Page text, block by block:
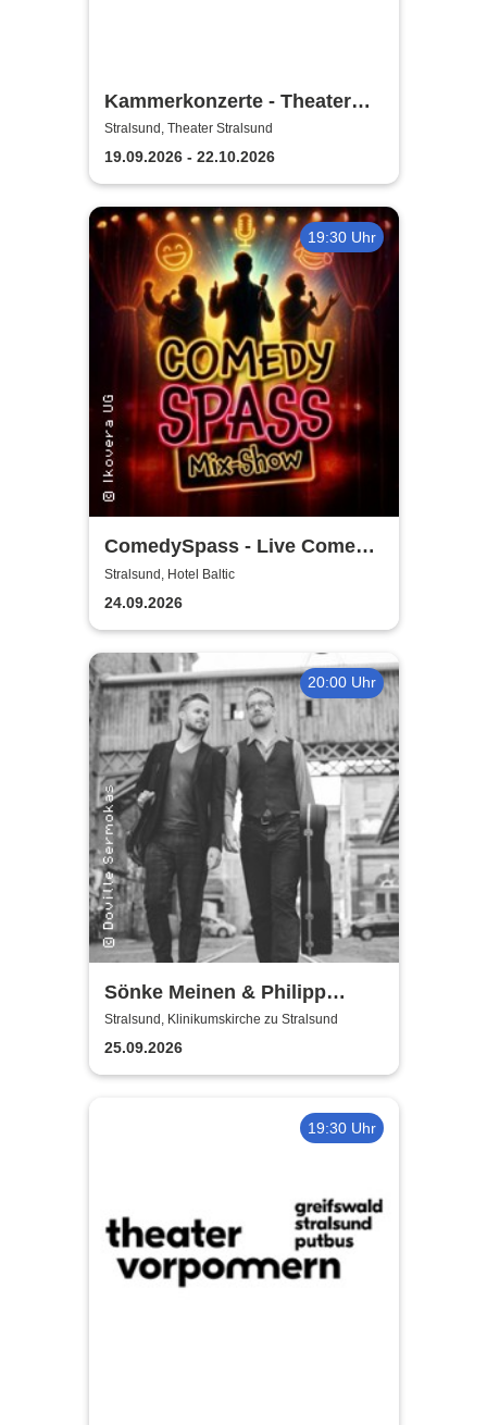
Kammerkonzerte - Theater
Vorpommern
Stralsund, Theater Stralsund
19.09.2026 - 22.10.2026
19:30 Uhr
ComedySpass - Live Comedy
Mix-Show
Stralsund, Hotel Baltic
24.09.2026
20:00 Uhr
Sönke Meinen & Philipp
Wiechert | Konzert in
Klinikumskirche Strasund
Stralsund, Klinikumskirche zu Stralsund
25.09.2026
19:30 Uhr